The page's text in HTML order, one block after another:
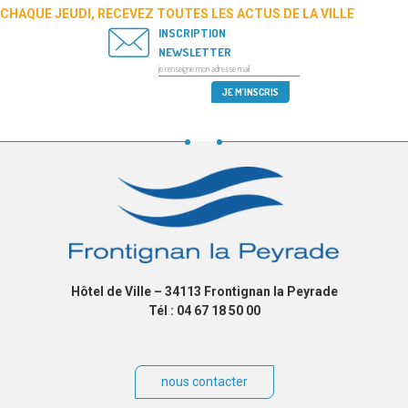
CHAQUE JEUDI, RECEVEZ TOUTES LES ACTUS DE LA VILLE
INSCRIPTION
NEWSLETTER
Hôtel de Ville – 34113 Frontignan la Peyrade
Tél : 04 67 18 50 00
nous contacter